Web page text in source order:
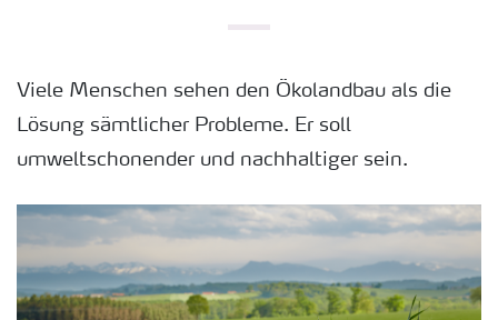
Viele Menschen sehen den Ökolandbau als die
Lösung sämtlicher Probleme. Er soll
umweltschonender und nachhaltiger sein.